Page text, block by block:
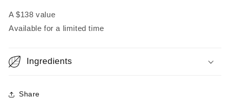
A $138 value
Available for a limited time
Ingredients
Share